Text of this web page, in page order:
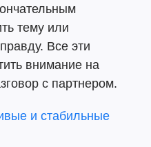
тему или
Все эти
внимание на
с партнером.
и стабильные